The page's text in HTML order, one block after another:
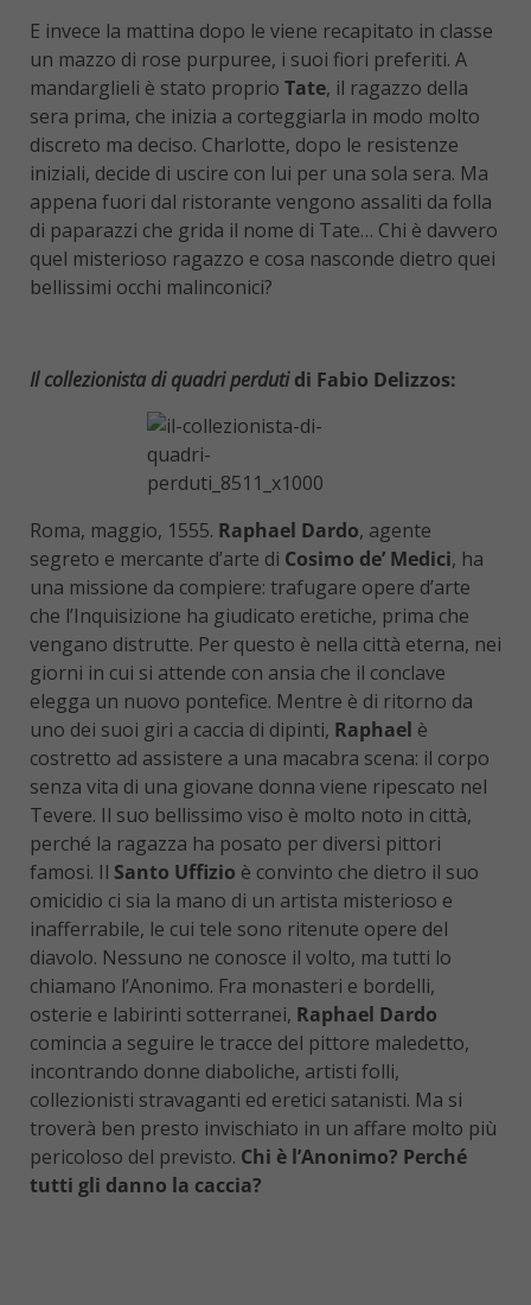
E invece la mattina dopo le viene recapitato in classe
un mazzo di rose purpuree, i suoi fiori preferiti. A
mandarglieli è stato proprio Tate, il ragazzo della
sera prima, che inizia a corteggiarla in modo molto
discreto ma deciso. Charlotte, dopo le resistenze
iniziali, decide di uscire con lui per una sola sera. Ma
appena fuori dal ristorante vengono assaliti da folla
di paparazzi che grida il nome di Tate… Chi è davvero
quel misterioso ragazzo e cosa nasconde dietro quei
bellissimi occhi malinconici?
Il collezionista di quadri perdutidi Fabio Delizzos:
Roma, maggio, 1555. Raphael Dardo, agente
segreto e mercante d’arte di Cosimo de’ Medici, ha
una missione da compiere: trafugare opere d’arte
che l’Inquisizione ha giudicato eretiche, prima che
vengano distrutte. Per questo è nella città eterna, nei
giorni in cui si attende con ansia che il conclave
elegga un nuovo pontefice. Mentre è di ritorno da
uno dei suoi giri a caccia di dipinti, Raphael è
costretto ad assistere a una macabra scena: il corpo
senza vita di una giovane donna viene ripescato nel
Tevere. Il suo bellissimo viso è molto noto in città,
perché la ragazza ha posato per diversi pittori
famosi. Il Santo Uffizio è convinto che dietro il suo
omicidio ci sia la mano di un artista misterioso e
inafferrabile, le cui tele sono ritenute opere del
diavolo. Nessuno ne conosce il volto, ma tutti lo
chiamano l’Anonimo. Fra monasteri e bordelli,
osterie e labirinti sotterranei, Raphael Dardo
comincia a seguire le tracce del pittore maledetto,
incontrando donne diaboliche, artisti folli,
collezionisti stravaganti ed eretici satanisti. Ma si
troverà ben presto invischiato in un affare molto più
pericoloso del previsto. Chi è l’Anonimo? Perché
tutti gli danno la caccia?